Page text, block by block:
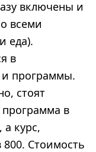
включены и
всеми
еда).
в
и программы.
стоят
в
а курс,
Стоимость